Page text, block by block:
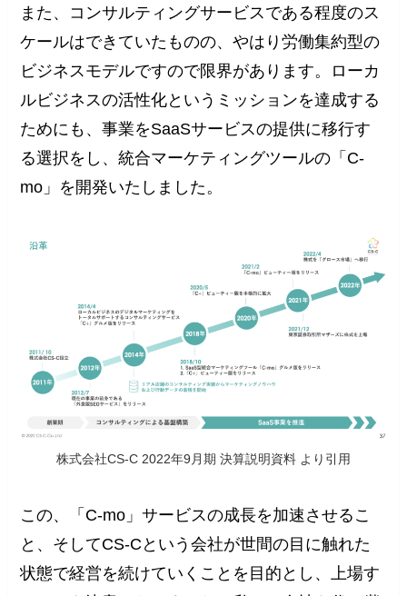
また、コンサルティングサービスである程度のス
ケールはできていたものの、やはり労働集約型の
ビジネスモデルですので限界があります。ローカ
ルビジネスの活性化というミッションを達成する
ためにも、事業をSaaSサービスの提供に移行す
る選択をし、統合マーケティングツールの「C-
mo」を開発いたしました。
株式会社CS-C 2022年9月期 決算説明資料 より引用
この、「C-mo」サービスの成長を加速させるこ
と、そしてCS-Cという会社が世間の目に触れた
状態で経営を続けていくことを目的とし、上場す